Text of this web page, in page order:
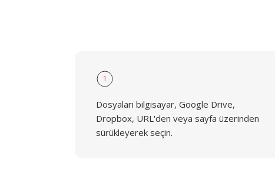
1
Dosyaları bilgisayar, Google Drive,
Dropbox, URL'den veya sayfa üzerinden
sürükleyerek seçin.